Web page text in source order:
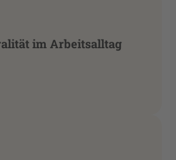
im Arbeitsalltag